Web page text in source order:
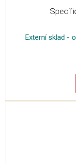
Externí sklad -